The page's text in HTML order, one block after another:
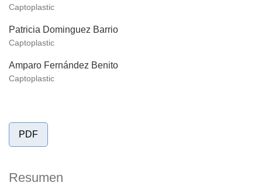
Captoplastic
Patricia Dominguez Barrio
Captoplastic
Amparo Fernández Benito
Captoplastic
PDF
Resumen